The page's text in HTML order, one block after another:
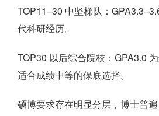
TOP11–30 中坚梯队：
代科研经历。
TOP30 以后综合院校：GPA3.0
适合成绩中等的保底选择。
硕博要求存在明显分层，博士普